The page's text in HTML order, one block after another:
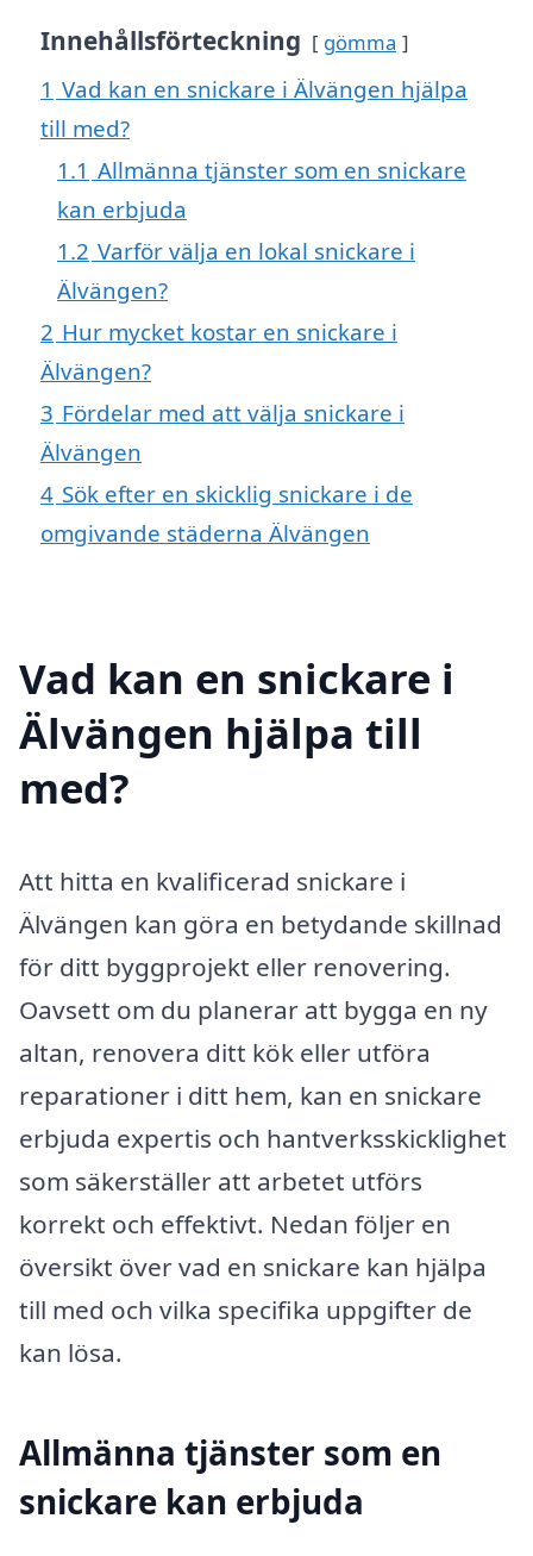
Innehållsförteckning gömma
1 Vad kan en snickare i Älvängen hjälpa
till med?
1.1 Allmänna tjänster som en snickare
kan erbjuda
1.2 Varför välja en lokal snickare i
Älvängen?
2 Hur mycket kostar en snickare i
Älvängen?
3 Fördelar med att välja snickare i
Älvängen
4 Sök efter en skicklig snickare i de
omgivande städerna Älvängen
Vad kan en snickare i
Älvängen hjälpa till
med?
Att hitta en kvalificerad snickare i
Älvängen kan göra en betydande skillnad
för ditt byggprojekt eller renovering.
Oavsett om du planerar att bygga en ny
altan, renovera ditt kök eller utföra
reparationer i ditt hem, kan en snickare
erbjuda expertis och hantverksskicklighet
som säkerställer att arbetet utförs
korrekt och effektivt. Nedan följer en
översikt över vad en snickare kan hjälpa
till med och vilka specifika uppgifter de
kan lösa.
Allmänna tjänster som en
snickare kan erbjuda